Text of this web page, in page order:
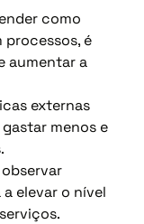
como
é
aumentar a
externas
menos e
observar
elevar o nível